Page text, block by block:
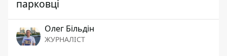
парковці
Олег Більдін
ЖУРНАЛІСТ